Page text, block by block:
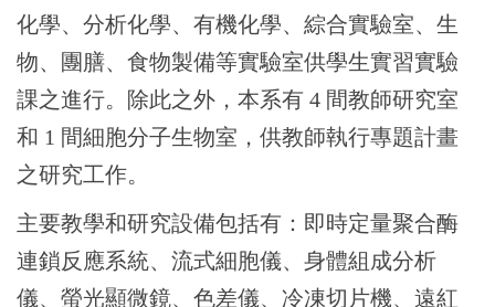
化學、分析化學、有機化學、綜合實驗室、生
物、團膳、食物製備等實驗室供學生實習實驗
課之進行。除此之外，本系有 4 間教師研究室
和 1 間細胞分子生物室，供教師執行專題計畫
之研究工作。
主要教學和研究設備包括有：即時定量聚合酶
連鎖反應系統、流式細胞儀、身體組成分析
儀、螢光顯微鏡、色差儀、冷凍切片機、遠紅